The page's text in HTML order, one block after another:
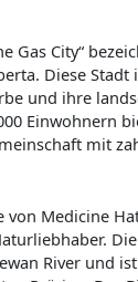
Gas City“
Diese
und ihre
Einwohnern
mit
von Medicine
River und